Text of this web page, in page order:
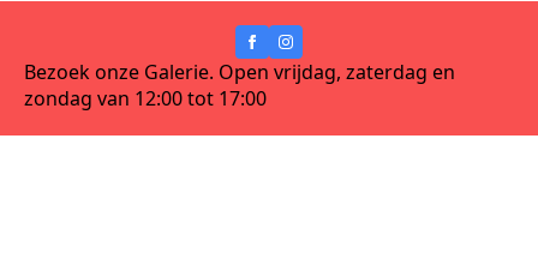
Bezoek onze Galerie. Open vrijdag, zaterdag en
zondag van 12:00 tot 17:00